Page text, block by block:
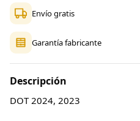
Envío gratis
Garantía fabricante
Descripción
DOT 2024, 2023